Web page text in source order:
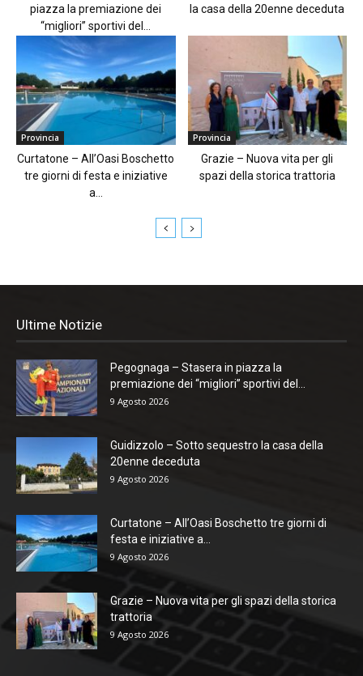
piazza la premiazione dei
“migliori” sportivi del...
la casa della 20enne deceduta
Provincia
Curtatone – All’Oasi Boschetto
tre giorni di festa e iniziative
a...
Provincia
Grazie – Nuova vita per gli
spazi della storica trattoria
Ultime Notizie
Pegognaga – Stasera in piazza la
premiazione dei “migliori” sportivi del...
9 Agosto 2026
Guidizzolo – Sotto sequestro la casa della
20enne deceduta
9 Agosto 2026
Curtatone – All’Oasi Boschetto tre giorni di
festa e iniziative a...
9 Agosto 2026
Grazie – Nuova vita per gli spazi della storica
trattoria
9 Agosto 2026